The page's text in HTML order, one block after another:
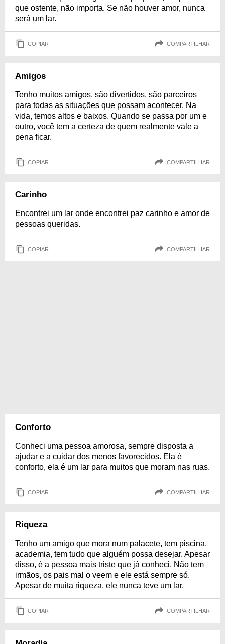
que ostente, não importa. Se não houver amor, nunca
será um lar.
COPIAR COMPARTILHAR
Amigos
Tenho muitos amigos, são divertidos, são parceiros
para todas as situações que possam acontecer. Na
vida, temos altos e baixos. Quando se passa por um e
outro, você tem a certeza de quem realmente vale a
pena ficar.
COPIAR COMPARTILHAR
Carinho
Encontrei um lar onde encontrei paz carinho e amor de
pessoas queridas.
COPIAR COMPARTILHAR
Conforto
Conheci uma pessoa amorosa, sempre disposta a
ajudar e a cuidar dos menos favorecidos. Ela é
conforto, ela é um lar para muitos que moram nas ruas.
COPIAR COMPARTILHAR
Riqueza
Tenho um amigo que mora num palacete, tem piscina,
academia, tem tudo que alguém possa desejar. Apesar
disso, é a pessoa mais triste que já conheci. Não tem
irmãos, os pais mal o veem e ele está sempre só.
Apesar de muita riqueza, ele nunca teve um lar.
COPIAR COMPARTILHAR